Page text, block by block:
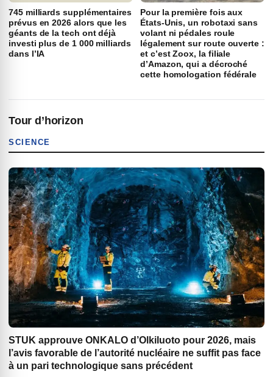
745 milliards supplémentaires
prévus en 2026 alors que les
géants de la tech ont déjà
investi plus de 1 000 milliards
dans l’IA
Pour la première fois aux
États-Unis, un robotaxi sans
volant ni pédales roule
légalement sur route ouverte :
et c’est Zoox, la filiale
d’Amazon, qui a décroché
cette homologation fédérale
Tour d’horizon
SCIENCE
STUK approuve ONKALO d’Olkiluoto pour 2026, mais
l’avis favorable de l’autorité nucléaire ne suffit pas face
à un pari technologique sans précédent